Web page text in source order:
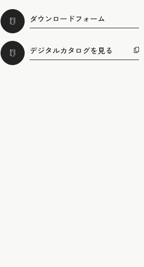
ダウンロードフォーム
デジタルカタログを見る